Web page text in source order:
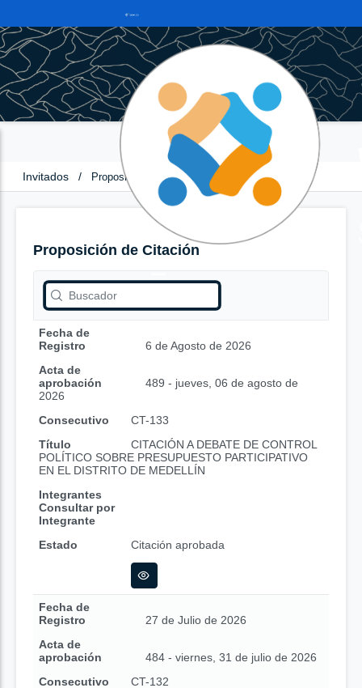
Invitados / Proposición de Citación
Proposición de Citación
Fecha de
Registro
6 de Agosto de 2026
Acta de
aprobación
489 - jueves, 06 de agosto de
2026
Consecutivo
CT-133
Título
CITACIÓN A DEBATE DE CONTROL
POLÍTICO SOBRE PRESUPUESTO PARTICIPATIVO
EN EL DISTRITO DE MEDELLÍN
Integrantes
Consultar por
Integrante
Estado
Citación aprobada
Fecha de
Registro
27 de Julio de 2026
Acta de
aprobación
484 - viernes, 31 de julio de 2026
Consecutivo
CT-132